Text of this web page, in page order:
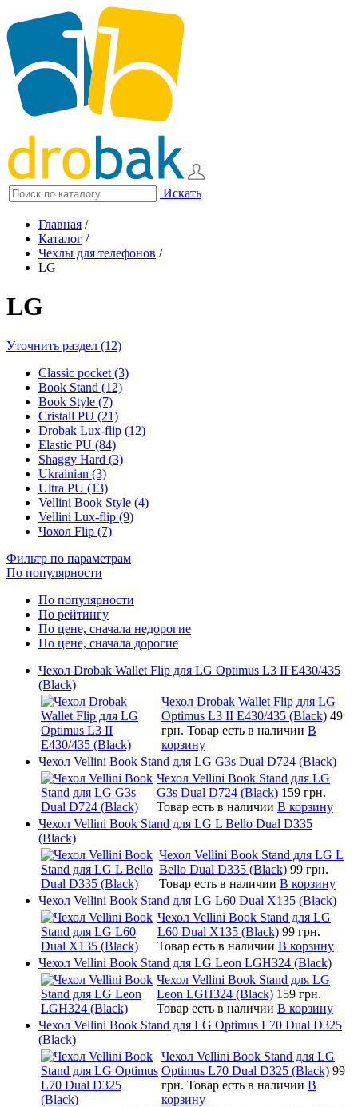
Искать
Главная /
Каталог /
Чехлы для телефонов /
LG
LG
Уточнить раздел (12)
Classic pocket (3)
Book Stand (12)
Book Style (7)
Cristall PU (21)
Drobak Lux-flip (12)
Elastic PU (84)
Shaggy Hard (3)
Ukrainian (3)
Ultra PU (13)
Vellini Book Style (4)
Vellini Lux-flip (9)
Чохол Flip (7)
Фильтр по параметрам
По популярности
По популярности
По рейтингу
По цене, сначала недорогие
По цене, сначала дорогие
Чехол Drobak Wallet Flip для LG Optimus L3 II E430/435
(Black)
Чехол Drobak Wallet Flip для LG
Optimus L3 II E430/435 (Black) 49
грн. Товар есть в наличии В
корзину
Чехол Vellini Book Stand для LG G3s Dual D724 (Black)
Чехол Vellini Book Stand для LG
G3s Dual D724 (Black) 159 грн.
Товар есть в наличии В корзину
Чехол Vellini Book Stand для LG L Bello Dual D335
(Black)
Чехол Vellini Book Stand для LG L
Bello Dual D335 (Black) 99 грн.
Товар есть в наличии В корзину
Чехол Vellini Book Stand для LG L60 Dual X135 (Black)
Чехол Vellini Book Stand для LG
L60 Dual X135 (Black) 99 грн.
Товар есть в наличии В корзину
Чехол Vellini Book Stand для LG Leon LGH324 (Black)
Чехол Vellini Book Stand для LG
Leon LGH324 (Black) 159 грн.
Товар есть в наличии В корзину
Чехол Vellini Book Stand для LG Optimus L70 Dual D325
(Black)
Чехол Vellini Book Stand для LG
Optimus L70 Dual D325 (Black) 99
грн. Товар есть в наличии В
корзину